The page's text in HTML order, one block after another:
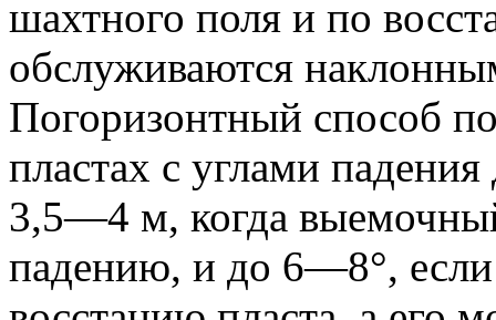
шахтного поля и по
обслуживаются
Погоризонтный способ
пластах с углами
3,5—4 м, когда
падению, и до 6—8°, если